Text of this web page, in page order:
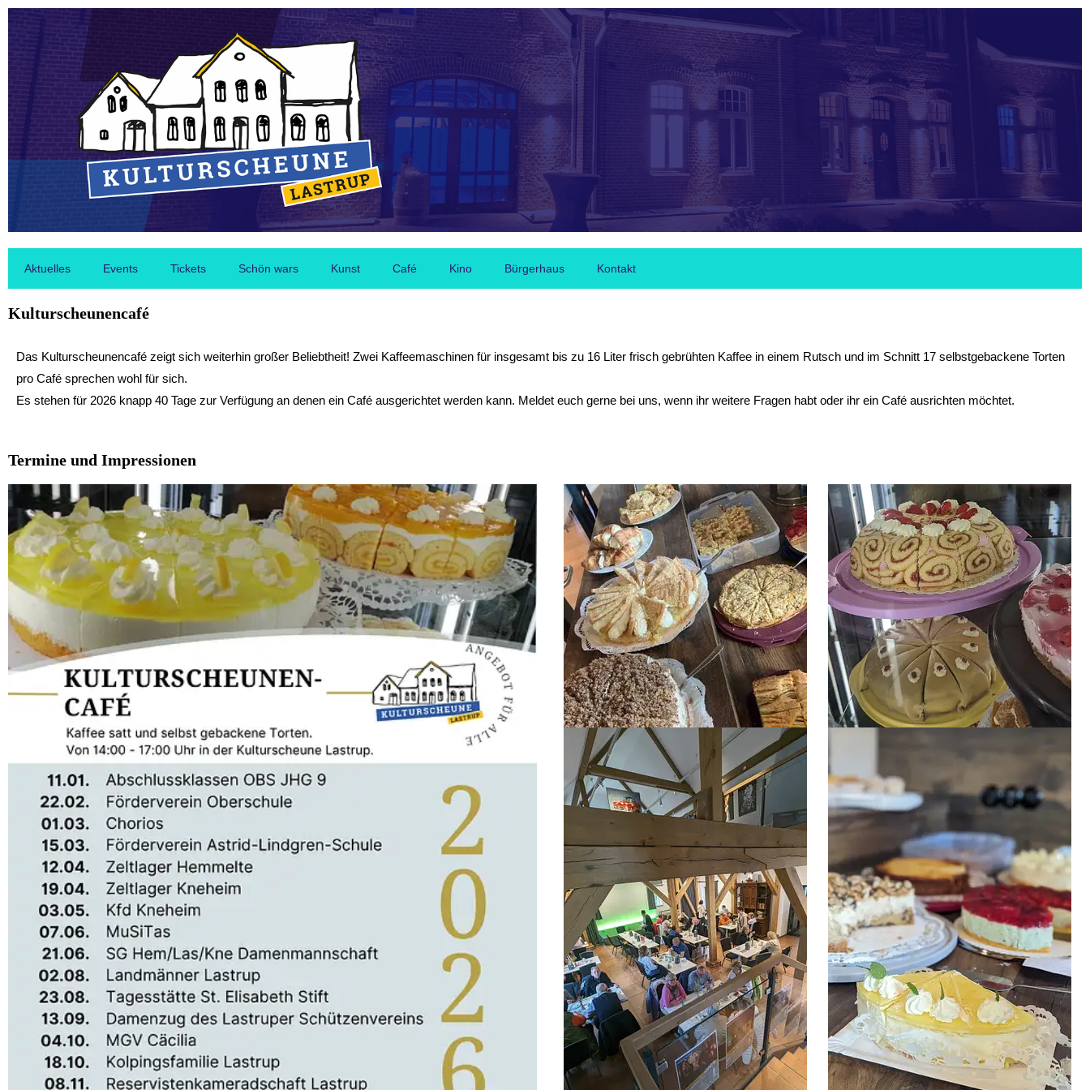
Aktuelles Events Tickets Schön wars Kunst Café Kino Bürgerhaus Kontakt
Kulturscheunencafé
Das Kulturscheunencafé zeigt sich weiterhin großer Beliebtheit! Zwei Kaffeemaschinen für insgesamt bis zu 16 Liter frisch gebrühten Kaffee in einem Rutsch und im Schnitt 17 selbstgebackene Torten
pro Café sprechen wohl für sich.
Es stehen für 2026 knapp 40 Tage zur Verfügung an denen ein Café ausgerichtet werden kann. Meldet euch gerne bei uns, wenn ihr weitere Fragen habt oder ihr ein Café ausrichten möchtet.
Termine und Impressionen